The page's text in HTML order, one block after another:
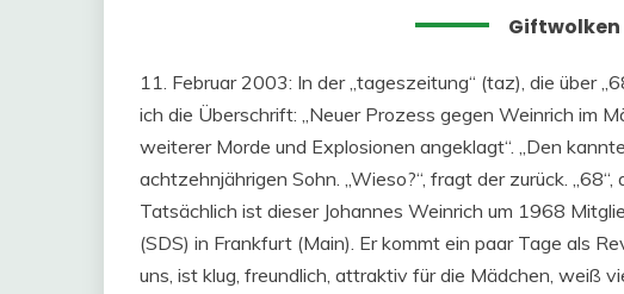
Giftwolken
11. Februar 2003: In der „tageszeitung“ (taz), die über
ich die Überschrift: „Neuer Prozess gegen Weinrich im
weiterer Morde und Explosionen angeklagt“. „Den
achtzehnjährigen Sohn. „Wieso?“, fragt der zurück.
Tatsächlich ist dieser Johannes Weinrich um 1968
(SDS) in Frankfurt (Main). Er kommt ein paar Tage als
uns, ist klug, freundlich, attraktiv für die Mädchen, weiß